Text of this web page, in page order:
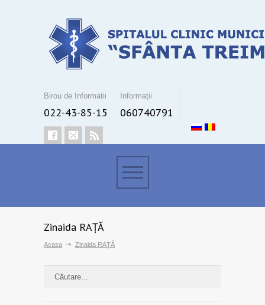
Birou de Informatii
022-43-85-15
Informații
060740791
Zinaida RAȚĂ
Acasa Zinaida RAȚĂ